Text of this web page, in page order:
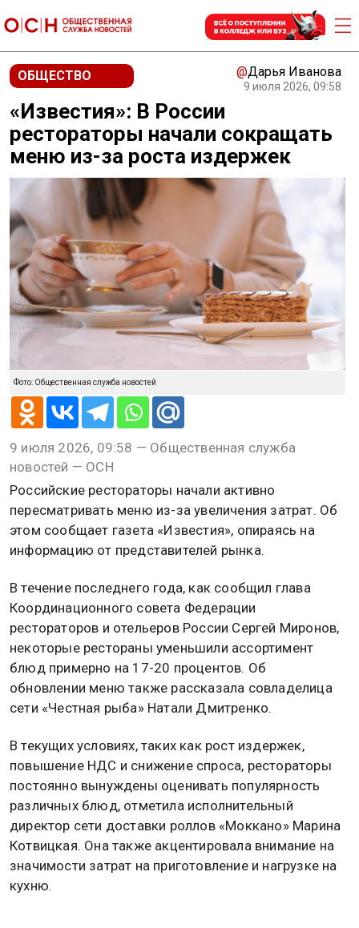
ОБЩЕСТВО @Дарья Иванова
9 июля 2026, 09:58
«Известия»: В России
рестораторы начали сокращать
меню из-за роста издержек
Фото: Общественная служба новостей
9 июля 2026, 09:58 — Общественная служба
новостей — ОСН
Российские рестораторы начали активно
пересматривать меню из-за увеличения затрат. Об
этом сообщает газета «Известия», опираясь на
информацию от представителей рынка.
В течение последнего года, как сообщил глава
Координационного совета Федерации
рестораторов и отельеров России Сергей Миронов,
некоторые рестораны уменьшили ассортимент
блюд примерно на 17-20 процентов. Об
обновлении меню также рассказала совладелица
сети «Честная рыба» Натали Дмитренко.
В текущих условиях, таких как рост издержек,
повышение НДС и снижение спроса, рестораторы
постоянно вынуждены оценивать популярность
различных блюд, отметила исполнительный
директор сети доставки роллов «Моккано» Марина
Котвицкая. Она также акцентировала внимание на
значимости затрат на приготовление и нагрузке на
кухню.